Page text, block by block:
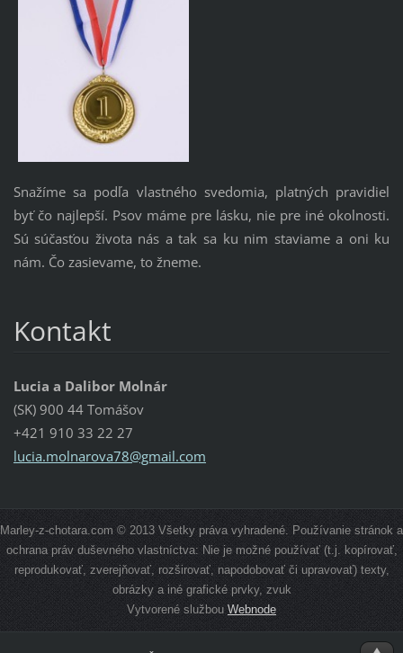
Snažíme sa podľa vlastného svedomia, platných pravidiel
byť čo najlepší. Psov máme pre lásku, nie pre iné okolnosti.
Sú súčasťou života nás a tak sa ku nim staviame a oni ku
nám. Čo zasievame, to žneme.
Kontakt
Lucia a Dalibor Molnár
(SK) 900 44 Tomášov
+421 910 33 22 27
lucia.molnarova78@gmail.com
Marley-z-chotara.com © 2013 Všetky práva vyhradené. Používanie stránok a
ochrana práv duševného vlastníctva: Nie je možné používať (t.j. kopírovať,
reprodukovať, zverejňovať, rozširovať, napodobovať či upravovať) texty,
obrázky a iné grafické prvky, zvuk
Vytvorené službou Webnode